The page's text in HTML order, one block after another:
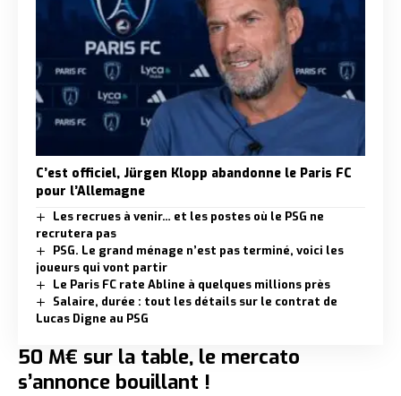
C’est officiel, Jürgen Klopp abandonne le Paris FC
pour l’Allemagne
Les recrues à venir… et les postes où le PSG ne
recrutera pas
PSG. Le grand ménage n’est pas terminé, voici les
joueurs qui vont partir
Le Paris FC rate Abline à quelques millions près
Salaire, durée : tout les détails sur le contrat de
Lucas Digne au PSG
50 M€ sur la table, le mercato
s’annonce bouillant !